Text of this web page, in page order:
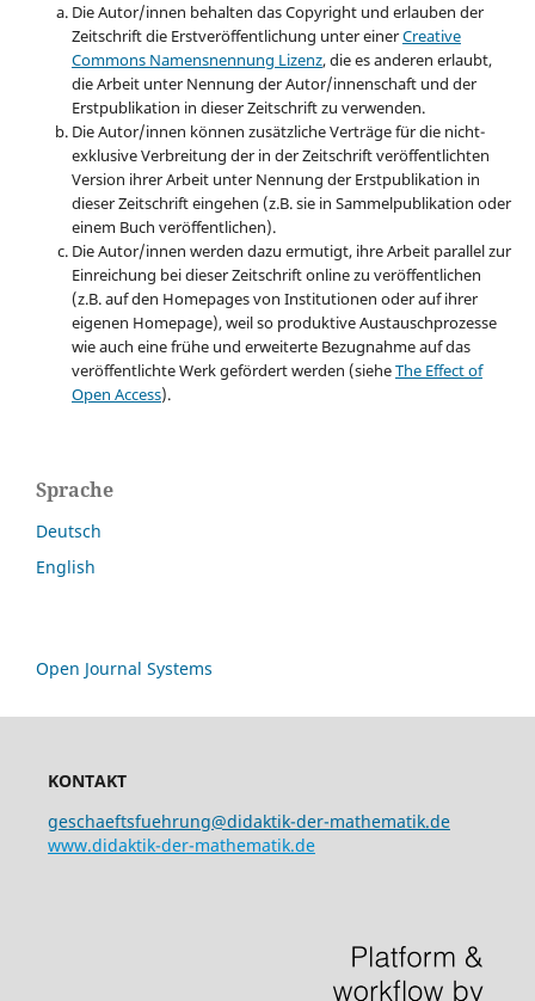
Die Autor/innen behalten das Copyright und erlauben der
Zeitschrift die Erstveröffentlichung unter einerCreative
Commons Namensnennung Lizenz, die es anderen erlaubt,
die Arbeit unter Nennung der Autor/innenschaft und der
Erstpublikation in dieser Zeitschrift zu verwenden.
Die Autor/innen können zusätzliche Verträge für die nicht-
exklusive Verbreitung der in der Zeitschrift veröffentlichten
Version ihrer Arbeit unter Nennung der Erstpublikation in
dieser Zeitschrift eingehen (z.B. sie in Sammelpublikation oder
einem Buch veröffentlichen).
Die Autor/innen werden dazu ermutigt, ihre Arbeit parallel zur
Einreichung bei dieser Zeitschrift online zu veröffentlichen
(z.B. auf den Homepages von Institutionen oder auf ihrer
eigenen Homepage), weil so produktive Austauschprozesse
wie auch eine frühe und erweiterte Bezugnahme auf das
veröffentlichte Werk gefördert werden (sieheThe Effect of
Open Access).
Sprache
Deutsch
English
Open Journal Systems
KONTAKT
geschaeftsfuehrung@didaktik-der-mathematik.de
www.didaktik-der-mathematik.de